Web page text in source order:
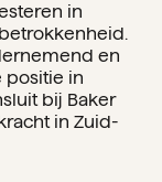
in
en
positie in
bij Baker
in Zuid-